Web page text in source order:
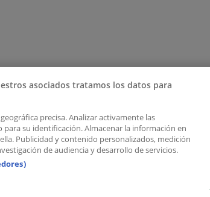
asociados tratamos los datos para
precisa. Analizar activamente las
su identificación. Almacenar la información en
Publicidad y contenido personalizados, medición
de audiencia y desarrollo de servicios.